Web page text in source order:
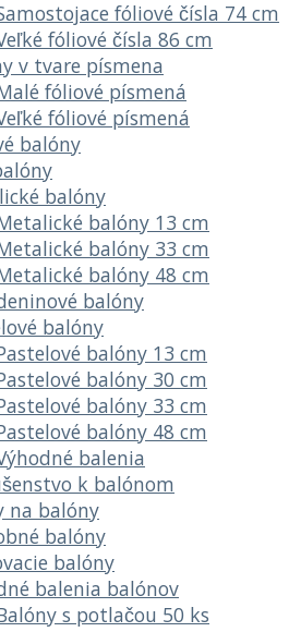
fóliové čísla 74 cm
fóliové čísla 86 cm
v tvare písmena
fóliové písmená
fóliové písmená
balóny
balóny
balóny 13 cm
balóny 33 cm
balóny 48 cm
balóny
balóny
balóny 13 cm
balóny 30 cm
balóny 33 cm
balóny 48 cm
balenia
k balónom
na balóny
balóny
balóny
balenia balónov
s potlačou 50 ks